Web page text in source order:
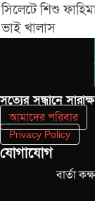
সিলেটে শিশু
ভাই খালাস
সত‌্যের সন্ধানে
আমাদের পরিবার
Privacy Policy
যোগাযোগ
বার্তা